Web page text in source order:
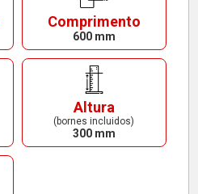
Comprimento
600 mm
Altura
(bornes incluidos)
300 mm